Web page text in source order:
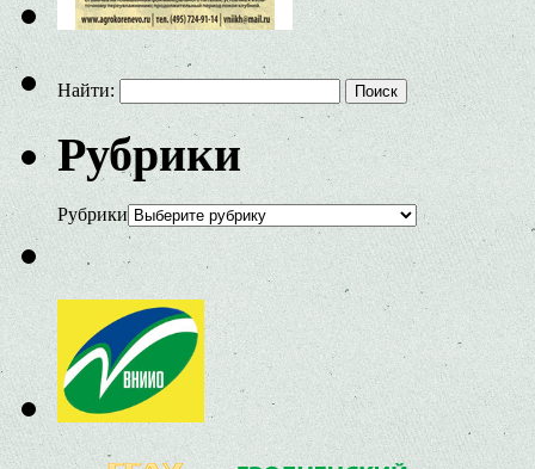
Найти:
Рубрики
Рубрики